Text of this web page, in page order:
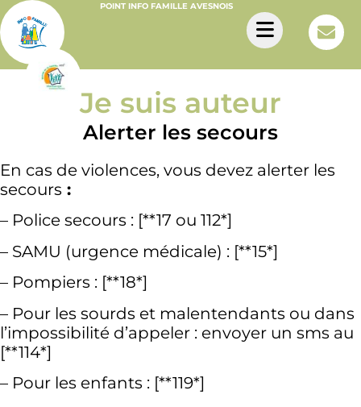
POINT INFO FAMILLE AVESNOIS
Je suis auteur
Alerter les secours
En cas de violences, vous devez alerter les
secours :
– Police secours : [**17 ou 112*]
– SAMU (urgence médicale) : [**15*]
– Pompiers : [**18*]
– Pour les sourds et malentendants ou dans
l’impossibilité d’appeler : envoyer un sms au
[**114*]
– Pour les enfants : [**119*]